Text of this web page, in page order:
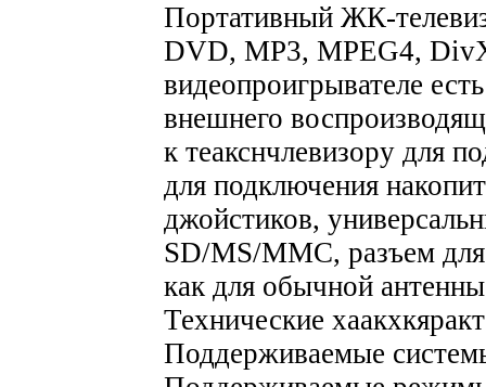
Портативный ЖК-
DVD, MP3, MPEG4,
видеопроигрывателе
внешнего
к теакснчлевизору для
для подключения
джойстиков,
SD/MS/MMC, разъем
как для обычной
Технические
Поддерживаемые